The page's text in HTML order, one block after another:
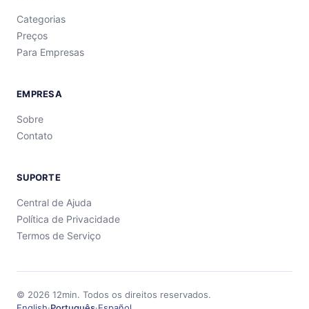
Categorias
Preços
Para Empresas
EMPRESA
Sobre
Contato
SUPORTE
Central de Ajuda
Política de Privacidade
Termos de Serviço
© 2026 12min. Todos os direitos reservados.